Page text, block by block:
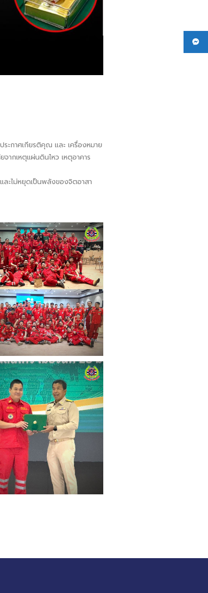
ะกาศเกียรติคุณ และ เครื่องหมาย
ากเหตุแผ่นดินไหว เหตุอาคาร
ละไม่หยุดเป็นพลังของจิตอาสา